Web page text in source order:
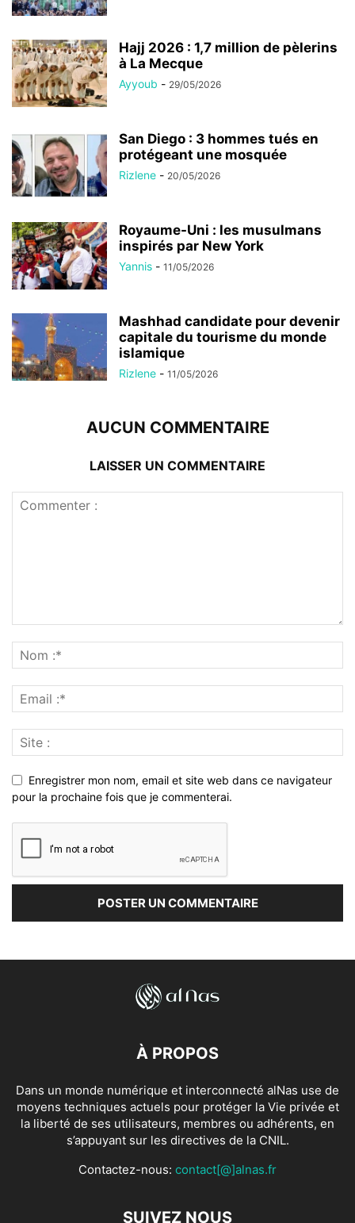
Hajj 2026 : 1,7 million de pèlerins
à La Mecque
Ayyoub - 29/05/2026
San Diego : 3 hommes tués en
protégeant une mosquée
Rizlene - 20/05/2026
Royaume-Uni : les musulmans
inspirés par New York
Yannis - 11/05/2026
Mashhad candidate pour devenir
capitale du tourisme du monde
islamique
Rizlene - 11/05/2026
AUCUN COMMENTAIRE
LAISSER UN COMMENTAIRE
Enregistrer mon nom, email et site web dans ce navigateur
pour la prochaine fois que je commenterai.
À PROPOS
Dans un monde numérique et interconnecté alNas use de
moyens techniques actuels pour protéger la Vie privée et
la liberté de ses utilisateurs, membres ou adhérents, en
s’appuyant sur les directives de la CNIL.
Contactez-nous: contact[@]alnas.fr
SUIVEZ NOUS